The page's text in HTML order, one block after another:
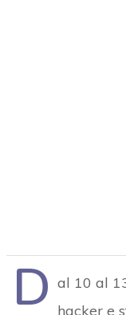
D al 10 al
hacker e